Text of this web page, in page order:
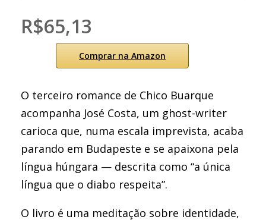
R$65,13
Comprar na Amazon
O terceiro romance de Chico Buarque
acompanha José Costa, um ghost-writer
carioca que, numa escala imprevista, acaba
parando em Budapeste e se apaixona pela
língua húngara — descrita como “a única
língua que o diabo respeita”.
O livro é uma meditação sobre identidade,